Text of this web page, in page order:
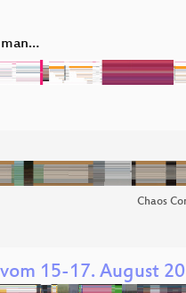
man…
Chaos
15-17. August